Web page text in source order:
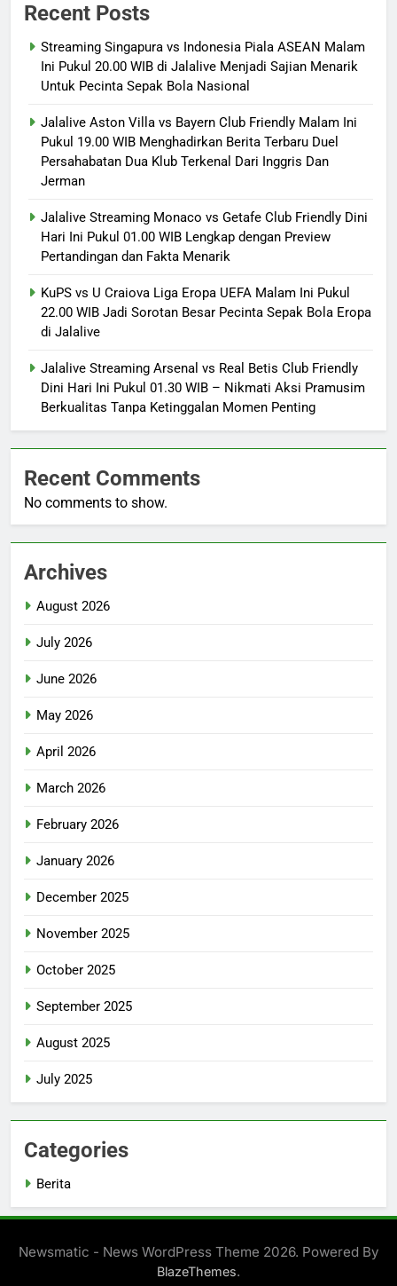
Recent Posts
Streaming Singapura vs Indonesia Piala ASEAN Malam
Ini Pukul 20.00 WIB di Jalalive Menjadi Sajian Menarik
Untuk Pecinta Sepak Bola Nasional
Jalalive Aston Villa vs Bayern Club Friendly Malam Ini
Pukul 19.00 WIB Menghadirkan Berita Terbaru Duel
Persahabatan Dua Klub Terkenal Dari Inggris Dan
Jerman
Jalalive Streaming Monaco vs Getafe Club Friendly Dini
Hari Ini Pukul 01.00 WIB Lengkap dengan Preview
Pertandingan dan Fakta Menarik
KuPS vs U Craiova Liga Eropa UEFA Malam Ini Pukul
22.00 WIB Jadi Sorotan Besar Pecinta Sepak Bola Eropa
di Jalalive
Jalalive Streaming Arsenal vs Real Betis Club Friendly
Dini Hari Ini Pukul 01.30 WIB – Nikmati Aksi Pramusim
Berkualitas Tanpa Ketinggalan Momen Penting
Recent Comments
No comments to show.
Archives
August 2026
July 2026
June 2026
May 2026
April 2026
March 2026
February 2026
January 2026
December 2025
November 2025
October 2025
September 2025
August 2025
July 2025
Categories
Berita
Newsmatic - News WordPress Theme 2026. Powered By
BlazeThemes.